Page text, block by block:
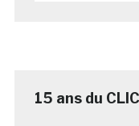
15 ans du